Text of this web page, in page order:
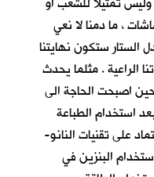
، ما دمنا لا نعي
الستار ستكون نهايتنا
الراعية . مثلما يحدث
ونحن على اعتاب عام 2040 حين اصبحت الحاجة الى
استخدام الطباعة
على تقنيات النانو-
البنزين في